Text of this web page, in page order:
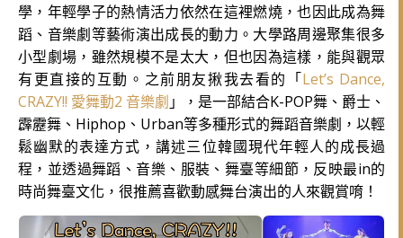
學，年輕學子的熱情活力依然在這裡燃燒，也因此成為舞
蹈、音樂劇等藝術演出成長的動力。大學路周邊聚集很多
小型劇場，雖然規模不是太大，但也因為這樣，能與觀眾
有更直接的互動。 之前朋友揪我去看的「Let’s Dance,
CRAZY!! 愛舞動2 音樂劇 」，是一部結合K-POP舞、爵士、
霹靂舞、Hiphop、Urban等多種形式的舞蹈音樂劇，以輕
鬆幽默的表達方式，講述三位韓國現代年輕人的成長過
程，並透過舞蹈、音樂、服裝、舞臺等細節，反映最in的
時尚舞臺文化 ，很推薦喜歡動感舞台演出的人來觀賞唷！